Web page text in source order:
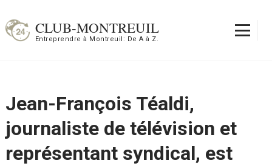
au
contenu
CLUB-MONTREUIL
Entreprendre à Montreuil: De A à Z.
Jean-François Téaldi,
journaliste de télévision et
représentant syndical, est